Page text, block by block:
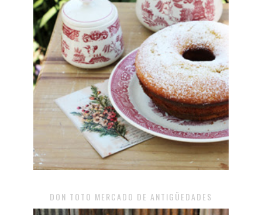
DON TOTO MERCADO DE ANTIGÜEDADES